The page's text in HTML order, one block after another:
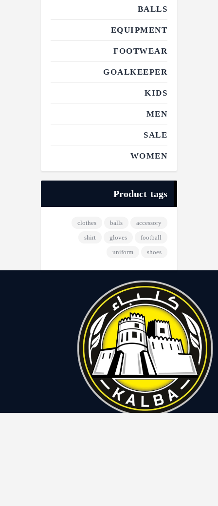
BALLS
EQUIPMENT
FOOTWEAR
GOALKEEPER
KIDS
MEN
SALE
WOMEN
Product tags
accessory
balls
clothes
football
gloves
shirt
shoes
uniform